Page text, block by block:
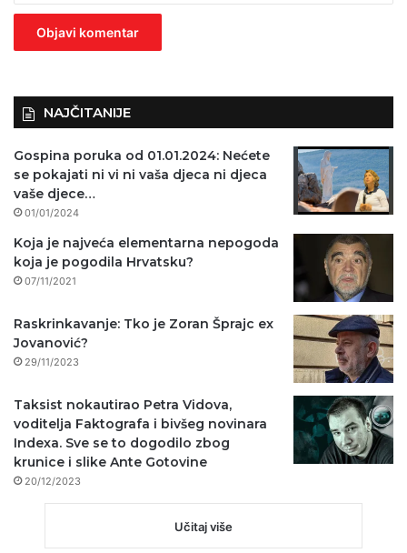
z
NAJČITANIJE
Gospina poruka od 01.01.2024: Nećete
se pokajati ni vi ni vaša djeca ni djeca
vaše djece…
01/01/2024
Koja je najveća elementarna nepogoda
koja je pogodila Hrvatsku?
07/11/2021
Raskrinkavanje: Tko je Zoran Šprajc ex
Jovanović?
29/11/2023
Taksist nokautirao Petra Vidova,
voditelja Faktografa i bivšeg novinara
Indexa. Sve se to dogodilo zbog
krunice i slike Ante Gotovine
20/12/2023
Učitaj više